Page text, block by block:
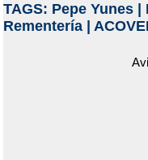
TAGS: Pepe Yunes|
Rementería|